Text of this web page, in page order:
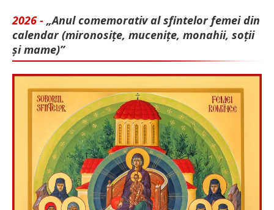
2026 - „Anul comemorativ al sfintelor femei din
calendar (mironosițe, mu­cenițe, monahii, soții
și mame)”